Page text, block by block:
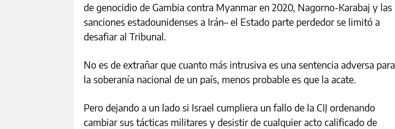
de genocidio de Gambia contra Myanmar en 2020, Nagorno-Karabaj y las
sanciones estadounidenses a Irán– el Estado parte perdedor se limitó a
desafiar al Tribunal.
No es de extrañar que cuanto más intrusiva es una sentencia adversa para
la soberanía nacional de un país, menos probable es que la acate.
Pero dejando a un lado si Israel cumpliera un fallo de la CIJ ordenando
cambiar sus tácticas militares y desistir de cualquier acto calificado de